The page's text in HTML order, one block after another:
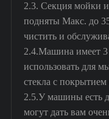
2.3. Секция мойки
подняты Макс. до
чистить и
2.4.Машина имеет
использовать для
стекла с покрытием
2.5.У машины есть
могут дать вам